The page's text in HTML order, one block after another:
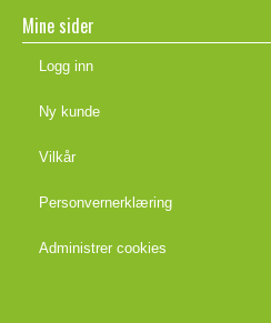
Mine sider
Logg inn
Ny kunde
Vilkår
Personvernerklæring
Administrer cookies